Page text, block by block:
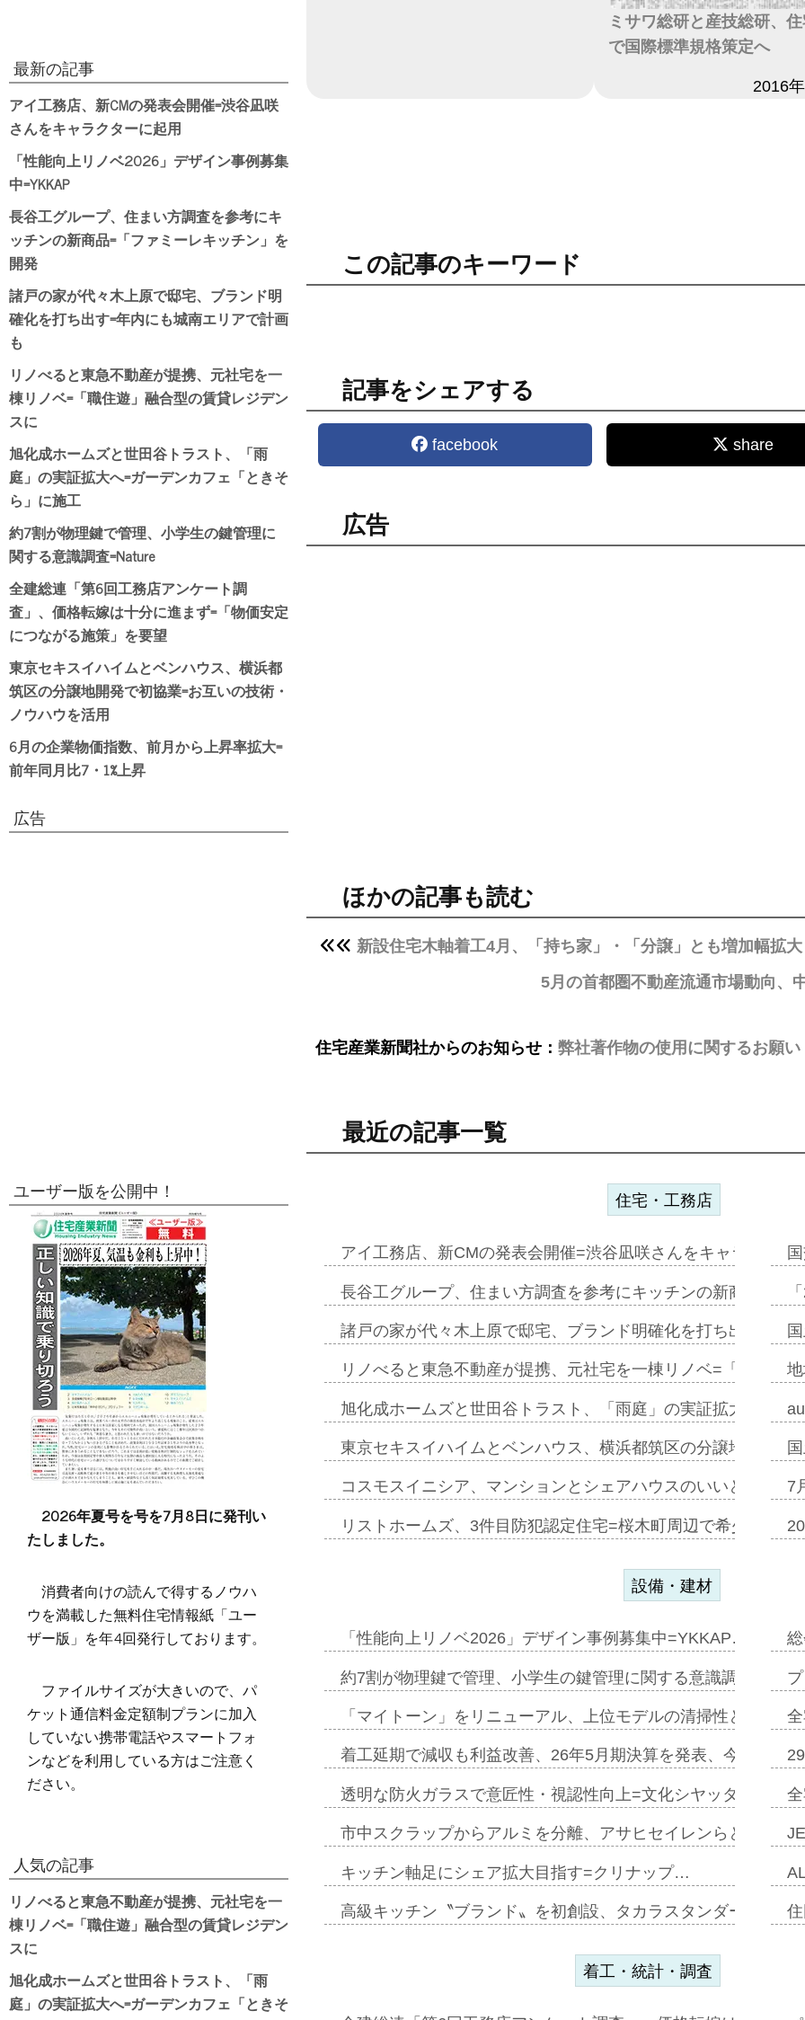
ミサワ総研と産技総研、
で国際標準規格策定へ
2016
この記事のキーワード
記事をシェアする
facebook share
広告
ほかの記事も読む
新設住宅木軸着工4月、「持ち家」・「分譲」とも増加幅拡大
5月の首都圏不動産流通市場動向、
住宅産業新聞社からのお知らせ： 弊社著作物の使用に関するお願い
最近の記事一覧
住宅・工務店
アイ工務店、新CMの発表会開催=渋谷凪咲さんをキャラクタ
長谷工グループ、住まい方調査を参考にキッチンの新商品=「
諸戸の家が代々木上原で邸宅、ブランド明確化を打ち出す=年
リノべると東急不動産が提携、元社宅を一棟リノベ=「職住遊
旭化成ホームズと世田谷トラスト、「雨庭」の実証拡大へ=ガ
東京セキスイハイムとベンハウス、横浜都筑区の分譲地開発で
コスモスイニシア、マンションとシェアハウスのいいとこどり
リストホームズ、3件目防犯認定住宅=桜木町周辺で希少価値
7
設備・建材
「性能向上リノベ2026」デザイン事例募集中=YKKAP…
約7割が物理鍵で管理、小学生の鍵管理に関する意識調査
「マイトーン」をリニューアル、上位モデルの清掃性と安全
着工延期で減収も利益改善、26年5月期決算を発表、今期は増
透明な防火ガラスで意匠性・視認性向上=文化シヤッター…
市中スクラップからアルミを分離、アサヒセイレンらと協働開
キッチン軸足にシェア拡大目指す=クリナップ…
高級キッチン〝ブランド〟を初創設、タカラスタンダードが新
着工・統計・調査
最新の記事
アイ工務店、新CMの発表会開催=渋谷凪咲
さんをキャラクターに起用
「性能向上リノベ2026」デザイン事例募集
中=YKKAP
長谷工グループ、住まい方調査を参考にキ
ッチンの新商品=「ファミーレキッチン」を
開発
諸戸の家が代々木上原で邸宅、ブランド明
確化を打ち出す=年内にも城南エリアで計画
も
リノべると東急不動産が提携、元社宅を一
棟リノベ=「職住遊」融合型の賃貸レジデン
スに
旭化成ホームズと世田谷トラスト、「雨
庭」の実証拡大へ=ガーデンカフェ「ときそ
ら」に施工
約7割が物理鍵で管理、小学生の鍵管理に
関する意識調査=Nature
全建総連「第6回工務店アンケート調
査」、価格転嫁は十分に進まず=「物価安定
につながる施策」を要望
東京セキスイハイムとベンハウス、横浜都
筑区の分譲地開発で初協業=お互いの技術・
ノウハウを活用
6月の企業物価指数、前月から上昇率拡大=
前年同月比7・1%上昇
広告
ユーザー版を公開中！
2026年夏号を号を7月8日に発刊い
たしました。
消費者向けの読んで得するノウハ
ウを満載した無料住宅情報紙「ユー
ザー版」を年4回発行しております。
ファイルサイズが大きいので、パ
ケット通信料金定額制プランに加入
していない携帯電話やスマートフォ
ンなどを利用している方はご注意く
ださい。
人気の記事
リノべると東急不動産が提携、元社宅を一
棟リノベ=「職住遊」融合型の賃貸レジデン
スに
旭化成ホームズと世田谷トラスト、「雨
庭」の実証拡大へ=ガーデンカフェ「ときそ